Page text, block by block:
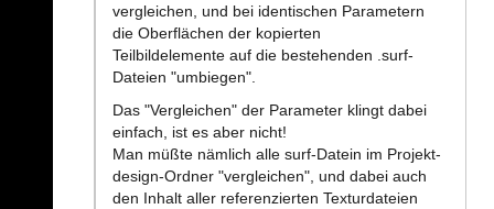
vergleichen, und bei identischen Parametern
die Oberflächen der kopierten
Teilbildelemente auf die bestehenden .surf-
Dateien "umbiegen".
Das "Vergleichen" der Parameter klingt dabei
einfach, ist es aber nicht!
Man müßte nämlich alle surf-Datein im Projekt-
design-Ordner "vergleichen", und dabei auch
den Inhalt aller referenzierten Texturdateien